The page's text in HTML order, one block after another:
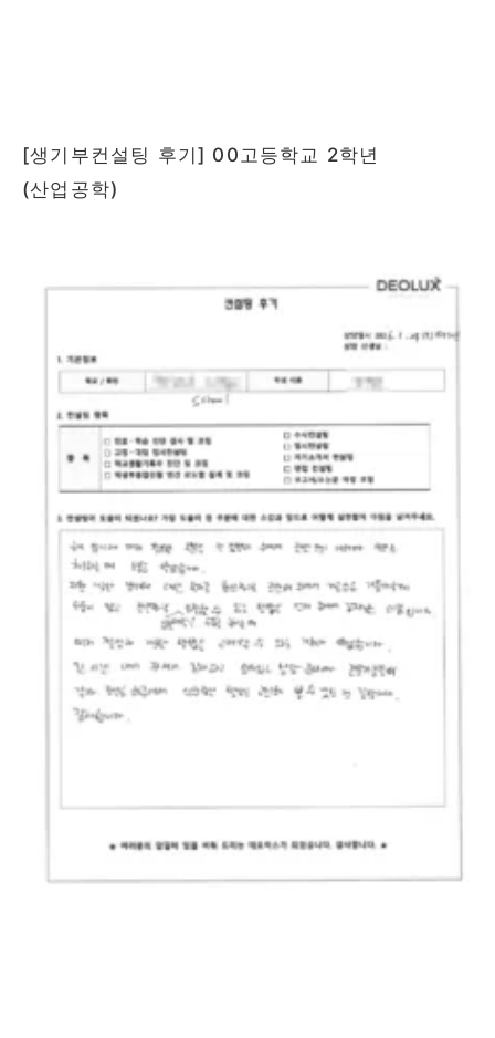
[생기부컨설팅 후기] 00고등학교 2학년
(산업공학)